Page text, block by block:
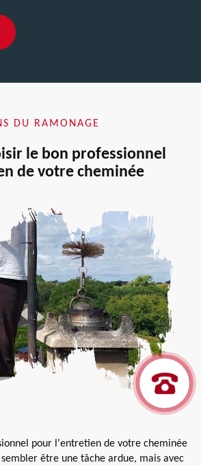
DU RAMONAGE
le bon professionnel
de votre cheminée
pour l'entretien de votre cheminée
être une tâche ardue, mais avec